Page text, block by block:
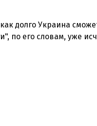
долго Украина
по его словам, уже